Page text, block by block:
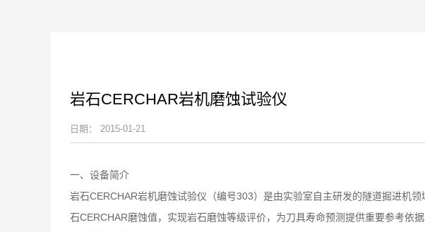
岩石CERCHAR岩机磨蚀试验仪
日期： 2015-01-21
一、设备简介
岩石CERCHAR岩机磨蚀试验仪（编号303）是由实验室自主研发的隧道掘进机
石CERCHAR磨蚀值，实现岩石磨蚀等级评价，为刀具寿命预测提供重要参考依